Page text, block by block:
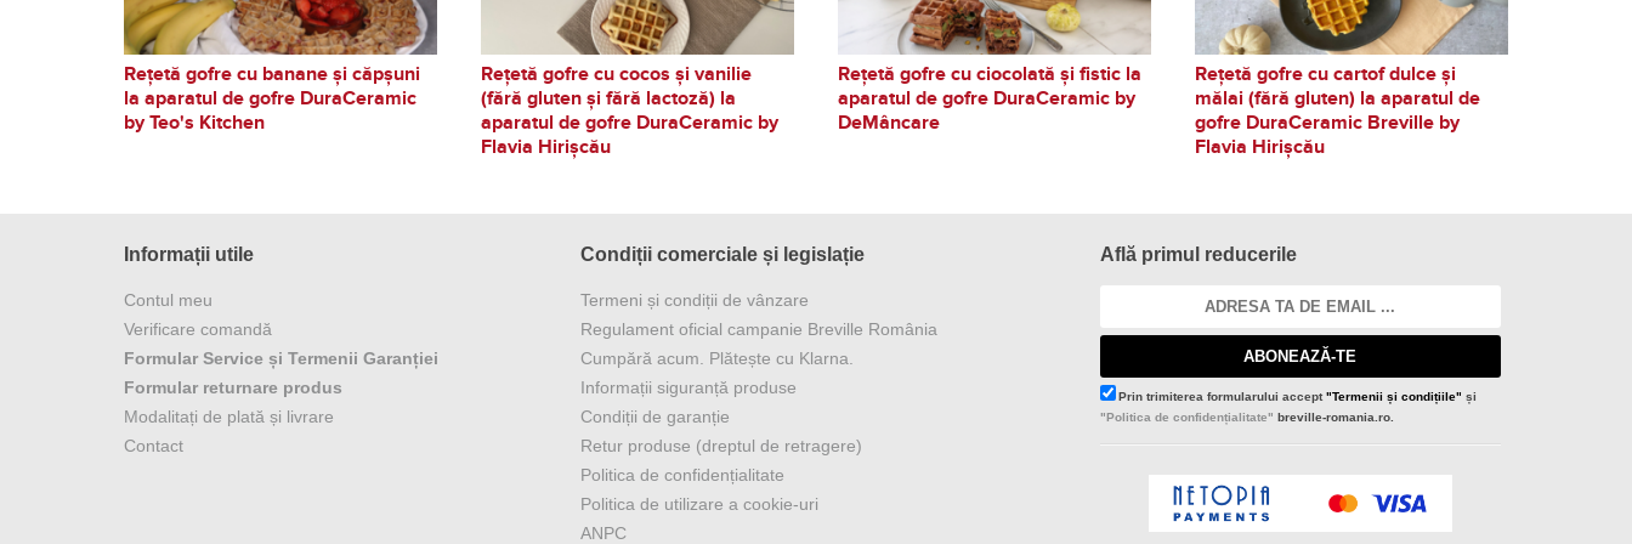
Rețetă gofre cu banane și căpșuni
la aparatul de gofre DuraCeramic
by Teo's Kitchen
Rețetă gofre cu cocos și vanilie
(fără gluten și fără lactoză) la
aparatul de gofre DuraCeramic by
Flavia Hirișcău
Rețetă gofre cu ciocolată și fistic la
aparatul de gofre DuraCeramic by
DeMâncare
Rețetă gofre cu cartof dulce și
mălai (fără gluten) la aparatul de
gofre DuraCeramic Breville by
Flavia Hirișcău
Informații utile
Contul meu
Verificare comandă
Formular Service și Termenii Garanției
Formular returnare produs
Modalitați de plată și livrare
Contact
Condiții comerciale și legislație
Termeni și condiții de vânzare
Regulament oficial campanie Breville România
Cumpără acum. Plătește cu Klarna.
Informații siguranță produse
Condiții de garanție
Retur produse (dreptul de retragere)
Politica de confidențialitate
Politica de utilizare a cookie-uri
ANPC
Află primul reducerile
ABONEAZĂ-TE
Prin trimiterea formularului accept"Termenii și condițiile" și
"Politica de confidențialitate" breville-romania.ro.